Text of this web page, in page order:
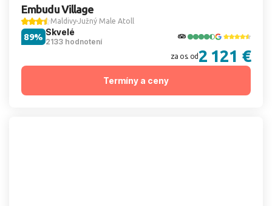
Embudu Village
MaldivyJužný Male Atoll
Skvelé
2133 hodnotení
89%
za os. od2 121 €
Termíny a ceny